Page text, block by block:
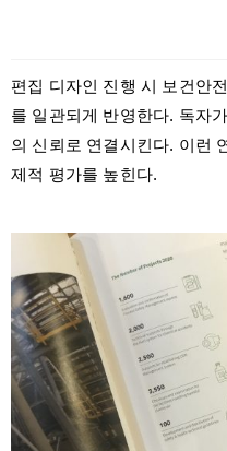
편집 디자인 진행 시 보건안
를 일관되게 반영한다. 독자
의 신뢰로 연결시킨다. 이런
제적 평가를 높힌다.